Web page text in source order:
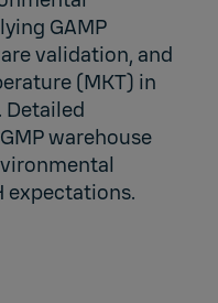
GAMP
validation, and
(MKT) in
warehouse
expectations.